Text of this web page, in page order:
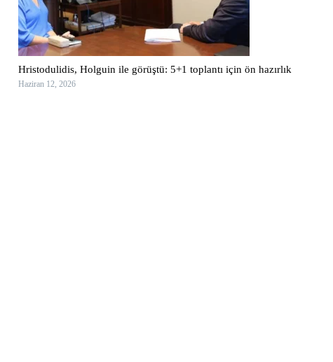
Hristodulidis, Holguin ile görüştü: 5+1 toplantı için ön hazırlık
Haziran 12, 2026